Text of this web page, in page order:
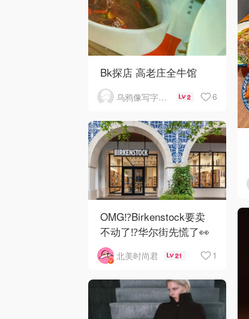
Bk探店 高老庄全牛馆
乌鸦像写字台_ 2 6
OMG⁉️Birkenstock要卖
不动了⁉华尔街先慌了👀
😱
北美时尚君 21 1